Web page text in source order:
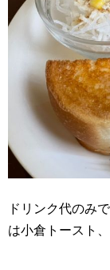
ドリンク代のみ
は小倉トースト